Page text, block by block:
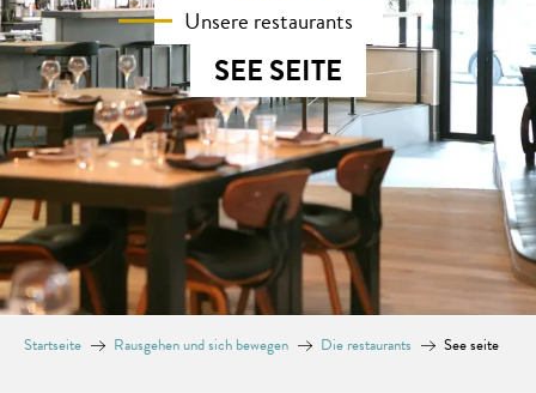
Unsere restaurants
SEE SEITE
Startseite Rausgehen und sich bewegen Die restaurants See seite